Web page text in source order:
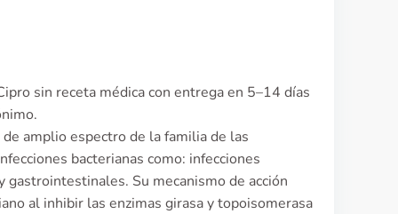
sin receta médica con entrega en 5–14 días
amplio espectro de la familia de las
bacterianas como: infecciones
Su mecanismo de acción
al inhibir las enzimas girasa y topoisomerasa